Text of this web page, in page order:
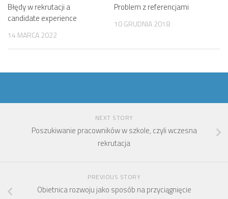
Błędy w rekrutacji a
candidate experience
14 MARCA 2022
Problem z referencjami
10 GRUDNIA 2018
NEXT STORY
Poszukiwanie pracowników w szkole, czyli wczesna
rekrutacja
PREVIOUS STORY
Obietnica rozwoju jako sposób na przyciągnięcie